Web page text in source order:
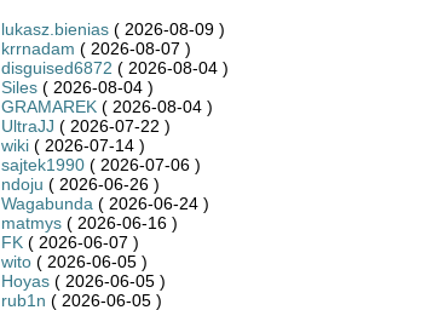
lukasz.bienias( 2026-08-09 )
krrnadam ( 2026-08-07 )
disguised6872 ( 2026-08-04 )
Siles( 2026-08-04 )
GRAMAREK( 2026-08-04 )
UltraJJ ( 2026-07-22 )
wiki( 2026-07-14 )
sajtek1990( 2026-07-06 )
ndoju ( 2026-06-26 )
Wagabunda ( 2026-06-24 )
matmys( 2026-06-16 )
FK( 2026-06-07 )
wito( 2026-06-05 )
Hoyas( 2026-06-05 )
rub1n ( 2026-06-05 )